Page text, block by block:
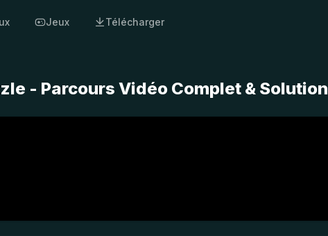
Jeux Télécharger
- Parcours Vidéo Complet & Solution